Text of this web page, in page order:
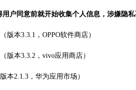
户同意前就开始收集个人信息，涉嫌隐私
版本3.3.1，OPPO软件商店）
版本3.3.2，vivo应用商店）
本2.1.3，华为应用市场）